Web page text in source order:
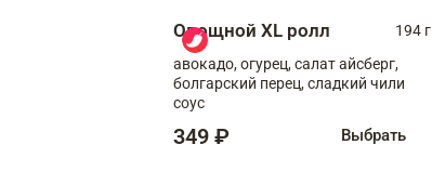
Овощной XL ролл
194 г
авокадо, огурец, салат айсберг,
болгарский перец, сладкий чили
соус
349 ₽ Выбрать